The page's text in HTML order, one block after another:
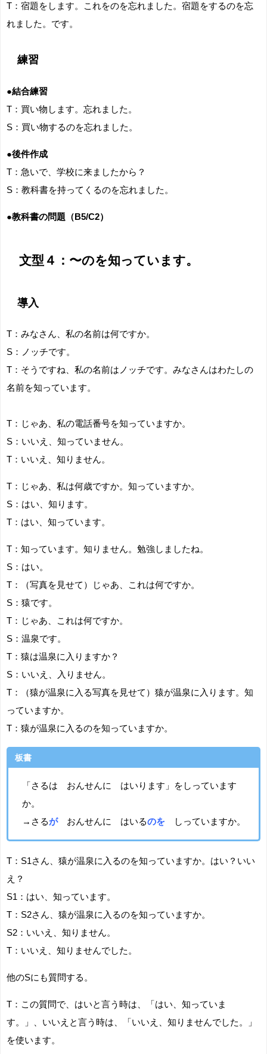
T：宿題をします。これをのを忘れました。宿題をするのを忘
れました。です。
練習
●結合練習
T：買い物します。忘れました。
S：買い物するのを忘れました。
●後件作成
T：急いで、学校に来ましたから？
S：教科書を持ってくるのを忘れました。
●教科書の問題（B5/C2）
文型４：〜のを知っています。
導入
T：みなさん、私の名前は何ですか。
S：ノッチです。
T： そうですね、私の名前はノッチです。みなさんはわたしの
名前を知っています。
T：じゃあ、私の電話番号を知っていますか。
S：いいえ、知っていません。
T：いいえ、知りません。
T：じゃあ、私は何歳ですか。知っていますか。
S：はい、知ります。
T：はい、知っています。
T：知っています。知りません。勉強しましたね。
S：はい。
T：（写真を見せて）じゃあ、これは何ですか。
S：猿です。
T：じゃあ、これは何ですか。
S：温泉です。
T：猿は温泉に入りますか？
S：いいえ、入りません。
T：（猿が温泉に入る写真を見せて）猿が温泉に入ります。知
っていますか。
T：猿が温泉に入るのを知っていますか。
板書
「さるは おんせんに はいります」をしっています
か。
→さるが おんせんに はいるのをしっていますか。
T：S1さん、猿が温泉に入るのを知っていますか。はい？いい
え？
S1：はい、知っています。
T：S2さん、猿が温泉に入るのを知っていますか。
S2：いいえ、知りません。
T：いいえ、知りませんでした。
他のSにも質問する。
T：この質問で、はいと言う時は、「はい、知っていま
す。」、いいえと言う時は、「いいえ、知りませんでした。」
を使います。